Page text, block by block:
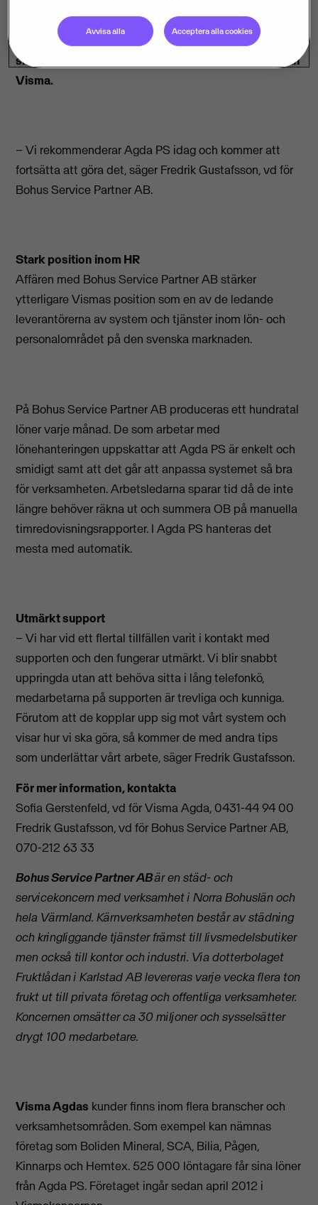
letade nytt lönesystem. Rekommendationen i
kombination med att systemet visade sig vara
smidigt och flexibelt gjorde att de valde Agda PS från
Visma.
– Vi rekommenderar Agda PS idag och kommer att
fortsätta att göra det, säger Fredrik Gustafsson, vd för
Bohus Service Partner AB.
Stark position inom HR
Affären med Bohus Service Partner AB stärker
ytterligare Vismas position som en av de ledande
leverantörerna av system och tjänster inom lön- och
personalområdet på den svenska marknaden.
På Bohus Service Partner AB produceras ett hundratal
löner varje månad. De som arbetar med
lönehanteringen uppskattar att Agda PS är enkelt och
smidigt samt att det går att anpassa systemet så bra
för verksamheten. Arbetsledarna sparar tid då de inte
längre behöver räkna ut och summera OB på manuella
timredovisningsrapporter. I Agda PS hanteras det
mesta med automatik.
Utmärkt support
– Vi har vid ett flertal tillfällen varit i kontakt med
supporten och den fungerar utmärkt. Vi blir snabbt
uppringda utan att behöva sitta i lång telefonkö,
medarbetarna på supporten är trevliga och kunniga.
Förutom att de kopplar upp sig mot vårt system och
visar hur vi ska göra, så kommer de med andra tips
som underlättar vårt arbete, säger Fredrik Gustafsson.
För mer information, kontakta
Sofia Gerstenfeld, vd för Visma Agda, 0431-44 94 00
Fredrik Gustafsson, vd för Bohus Service Partner AB,
070-212 63 33
Bohus Service Partner ABär en städ- och
servicekoncern med verksamhet i Norra Bohuslän och
hela Värmland. Kärnverksamheten består av städning
och kringliggande tjänster främst till livsmedelsbutiker
men också till kontor och industri. Via dotterbolaget
Fruktlådan i Karlstad AB levereras varje vecka flera ton
frukt ut till privata företag och offentliga verksamheter.
Koncernen omsätter ca 30 miljoner och sysselsätter
drygt 100 medarbetare.
Visma Agdas kunder finns inom flera branscher och
verksamhetsområden. Som exempel kan nämnas
företag som Boliden Mineral, SCA, Bilia, Pågen,
Kinnarps och Hemtex. 525 000 löntagare får sina löner
från Agda PS. Företaget ingår sedan april 2012 i
Avvisa alla Acceptera alla cookies